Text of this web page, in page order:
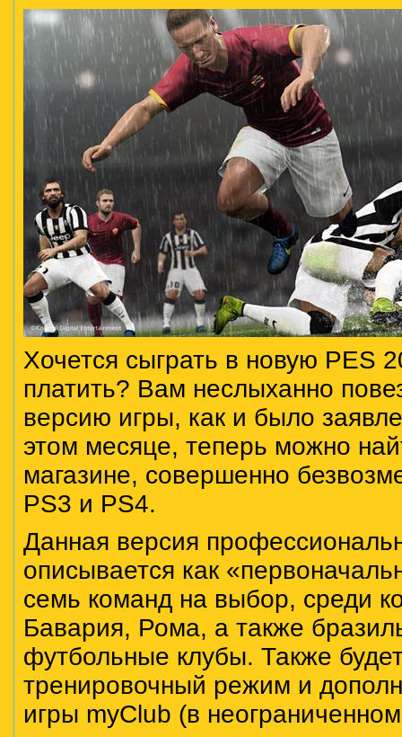
Хочется сыграть в новую PES
платить? Вам неслыханно
версию игры, как и было
этом месяце, теперь можно
магазине, совершенно
PS3 и PS4.
Данная версия
описывается как
семь команд на выбор, среди
Бавария, Рома, а также
футбольные клубы. Также
тренировочный режим и
игры myClub (в